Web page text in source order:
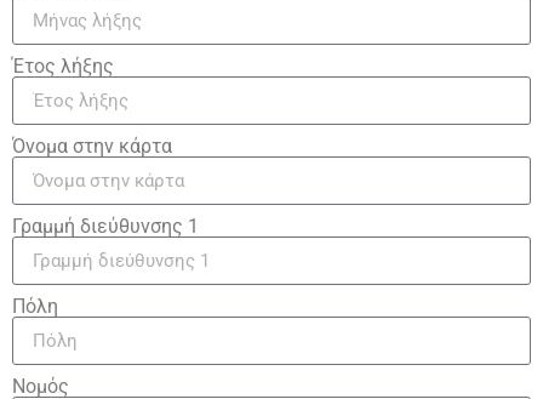
Έτος λήξης
Όνομα στην κάρτα
Γραμμή διεύθυνσης 1
Πόλη
Νομός